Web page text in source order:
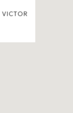
VICTOR